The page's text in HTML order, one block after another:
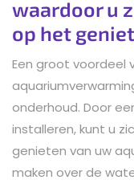
waardoor u
op het
Een groot voordeel
onderhoud. Door
installeren, kunt u
genieten van uw
maken over de